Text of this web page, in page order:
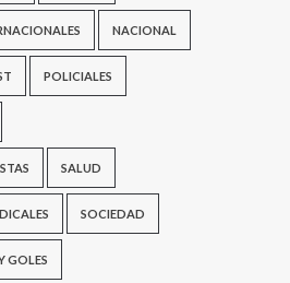
NACIONAL
POLICIALES
SALUD
SOCIEDAD
GOLES